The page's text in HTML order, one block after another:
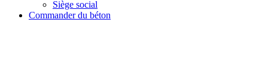
Siège social
Commander du béton